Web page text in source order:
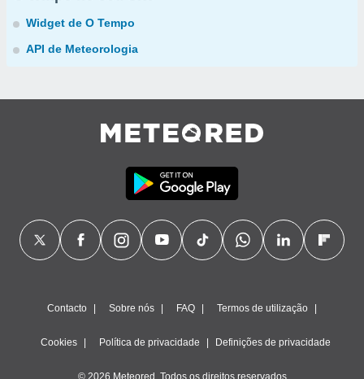
Widget de O Tempo
API de Meteorologia
Contacto Sobre nós FAQ Termos de utilização
Cookies Política de privacidade Definições de privacidade
© 2026 Meteored. Todos os direitos reservados